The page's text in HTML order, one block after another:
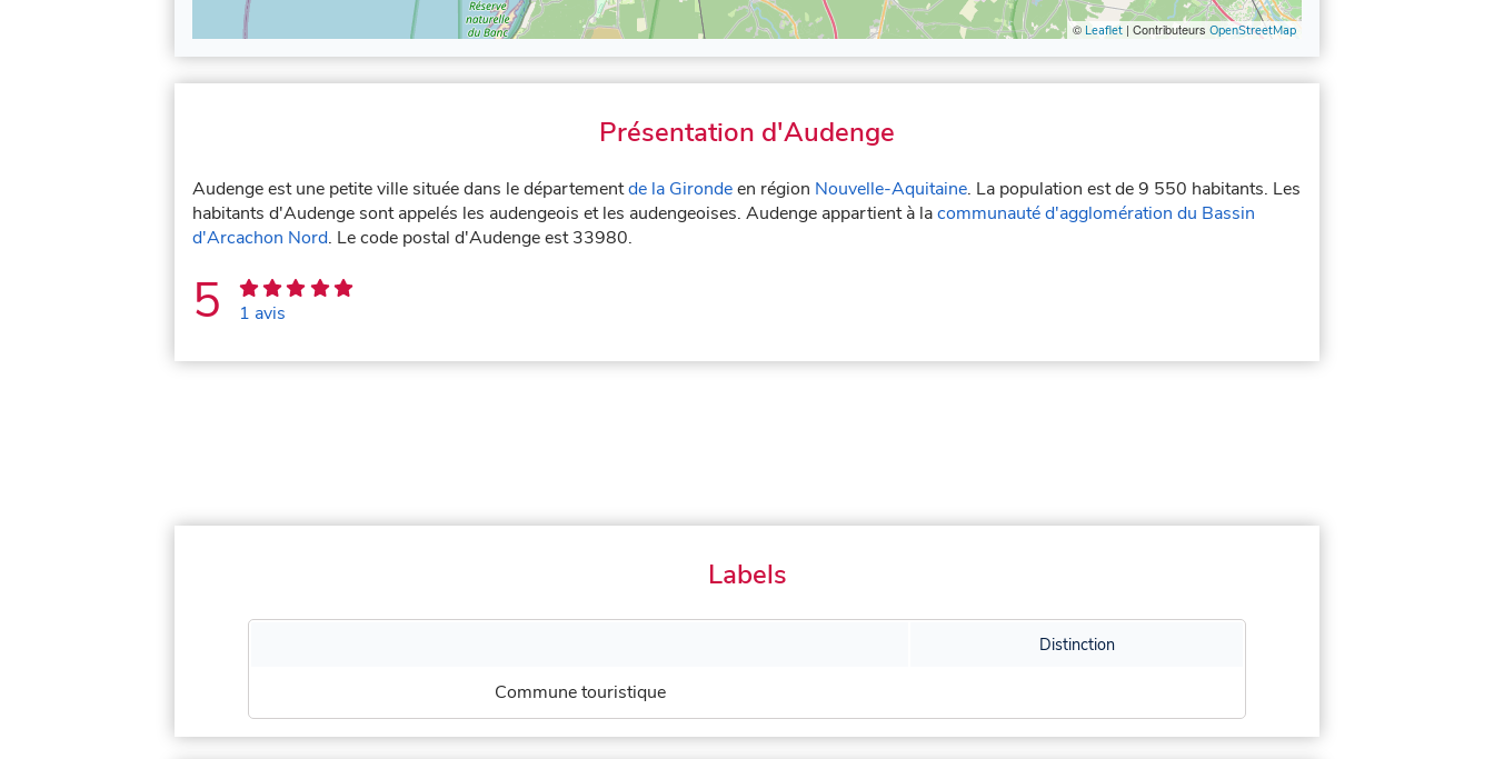
© Leaflet | Contributeurs OpenStreetMap
Présentation d'Audenge
Audenge est une petite ville située dans le départementde la Girondeen région Nouvelle-Aquitaine. La population est de 9 550 habitants. Les
habitants d'Audenge sont appelés les audengeois et les audengeoises. Audenge appartient à lacommunauté d'agglomération du Bassin
d'Arcachon Nord. Le code postal d'Audenge est 33980.
5 1 avis
Labels
Distinction
Commune touristique